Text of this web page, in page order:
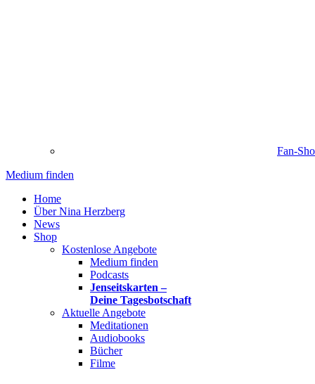
Fan-
Medium finden
Home
Über Nina Herzberg
News
Shop
Kostenlose Angebote
Medium finden
Podcasts
Jenseitskarten –
Deine Tagesbotschaft
Aktuelle Angebote
Meditationen
Audiobooks
Bücher
Filme